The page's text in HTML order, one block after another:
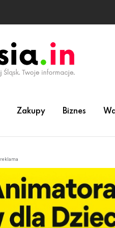
Zakupy Biznes
reklama